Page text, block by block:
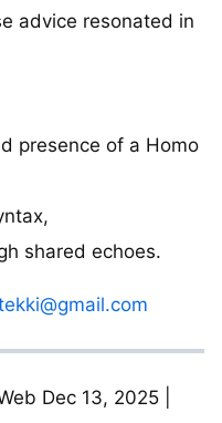
advice resonated in
presence of a Homo
shared echoes.
Dec 13, 2025 |